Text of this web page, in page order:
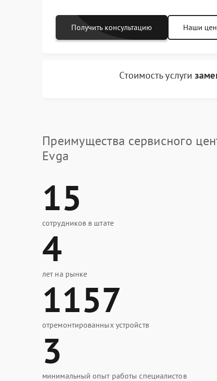
Получить консультацию Наши
Стоимость услуги
Преимущества сервисного
Evga
15
сотрудников в штате
4
лет на рынке
1157
отремонтированных устройств
3
минимальный опыт работы специалистов